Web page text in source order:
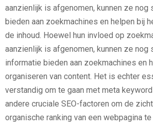
aanzienlijk is afgenomen, kunnen ze
bieden aan zoekmachines en helpen bij
de inhoud. Hoewel hun invloed op
aanzienlijk is afgenomen, kunnen ze
informatie bieden aan zoekmachines en
organiseren van content. Het is echter
verstandig om te gaan met meta
andere cruciale SEO-factoren om de
organische ranking van een webpagina